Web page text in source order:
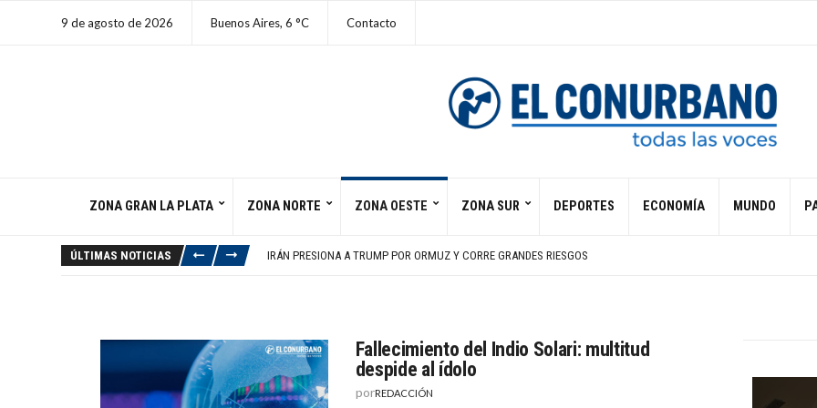
9 de agosto de 2026 Buenos Aires, 6 C Contacto
ZONA GRAN LA PLATA ZONA NORTE ZONA OESTE ZONA SUR DEPORTES ECONOMÍA MUNDO
ÚLTIMAS NOTICIAS
IRÁN PRESIONA A TRUMP POR ORMUZ Y CORRE GRANDES RIESGOS
Fallecimiento del Indio Solari: multitud
despide al ídolo
porREDACCIÓN